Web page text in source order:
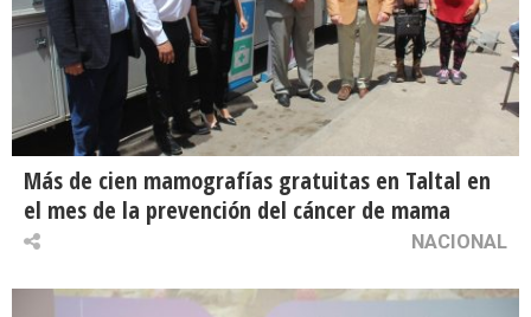
Más de cien mamografías gratuitas en Taltal en
el mes de la prevención del cáncer de mama
NACIONAL